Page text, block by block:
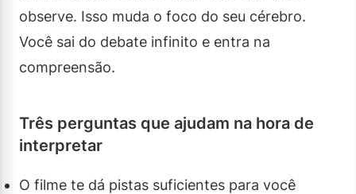
observe. Isso muda o foco do seu cérebro.
Você sai do debate infinito e entra na
compreensão.
Três perguntas que ajudam na hora de
interpretar
O filme te dá pistas suficientes para você